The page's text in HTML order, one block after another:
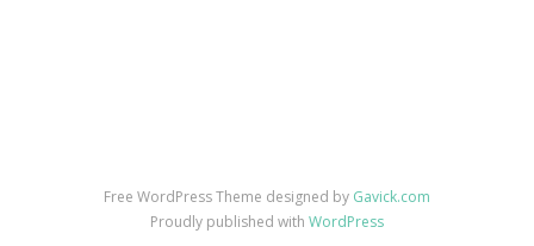
Free WordPress Theme designed by Gavick.com
Proudly published with WordPress